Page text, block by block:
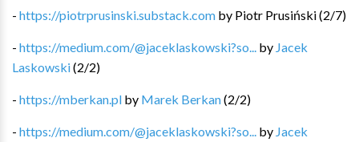
- https://piotrprusinski.substack.com by Piotr Prusiński(2/7)
- https://medium.com/@jaceklaskowski?so... by Jacek
Laskowski(2/2)
- https://mberkan.pl by Marek Berkan(2/2)
- https://medium.com/@jaceklaskowski?so... by Jacek